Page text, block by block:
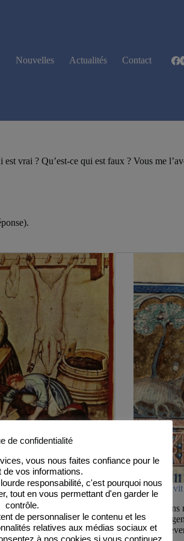
Nouvelles Actualités Contact
vrai ? Qu’est-ce qui est faux ? Vous me
méprisés
la culture
réclament de la
et les bouchers
Comment vit
Les
Mais
vont
de confidentialité
vous nous faites confiance pour le
de vos informations.
responsabilité, c'est pourquoi nous
tout en vous permettant d'en garder le
contrôle.
de personnaliser le contenu et les
relatives aux médias sociaux et
à nos cookies si vous continuez